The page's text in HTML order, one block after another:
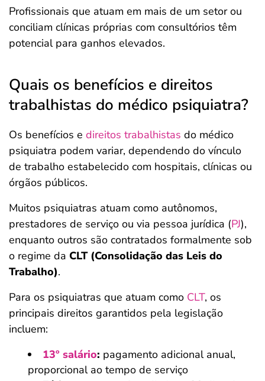
Profissionais que atuam em mais de um setor ou
conciliam clínicas próprias com consultórios têm
potencial para ganhos elevados.
Quais os benefícios e direitos
trabalhistas do médico psiquiatra?
Os benefícios e direitos trabalhistas do médico
psiquiatra podem variar, dependendo do vínculo
de trabalho estabelecido com hospitais, clínicas ou
órgãos públicos.
Muitos psiquiatras atuam como autônomos,
prestadores de serviço ou via pessoa jurídica (PJ),
enquanto outros são contratados formalmente sob
o regime da CLT (Consolidação das Leis do
Trabalho).
Para os psiquiatras que atuam como CLT, os
principais direitos garantidos pela legislação
incluem:
13º salário: pagamento adicional anual,
proporcional ao tempo de serviço